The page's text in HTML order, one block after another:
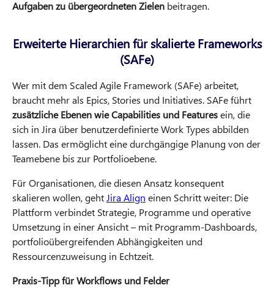
Aufgaben zu übergeordneten Zielen beitragen.
Erweiterte Hierarchien für skalierte Frameworks
(SAFe)
Wer mit dem Scaled Agile Framework (SAFe) arbeitet,
braucht mehr als Epics, Stories und Initiatives. SAFe führt
zusätzliche Ebenen wie Capabilities und Featuresein, die
sich in Jira über benutzerdefinierte Work Types abbilden
lassen. Das ermöglicht eine durchgängige Planung von der
Teamebene bis zur Portfolioebene.
Für Organisationen, die diesen Ansatz konsequent
skalieren wollen, gehtJira Align einen Schritt weiter: Die
Plattform verbindet Strategie, Programme und operative
Umsetzung in einer Ansicht – mit Programm-Dashboards,
portfolioübergreifenden Abhängigkeiten und
Ressourcenzuweisung in Echtzeit.
Praxis-Tipp für Workflows und Felder